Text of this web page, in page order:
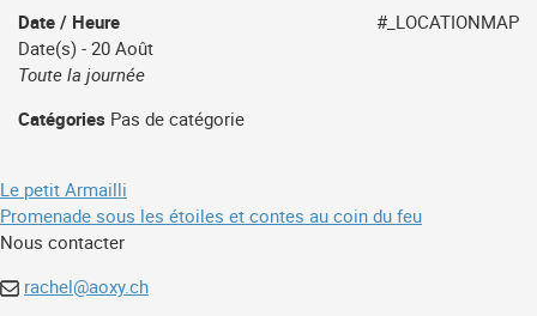
#_LOCATIONMAP
Date / Heure
Date(s) - 20 Août
Toute la journée
Catégories Pas de catégorie
Navigation
de
l’article
Le petit Armailli
Promenade sous les étoiles et contes au coin du feu
Nous contacter
rachel@aoxy.ch